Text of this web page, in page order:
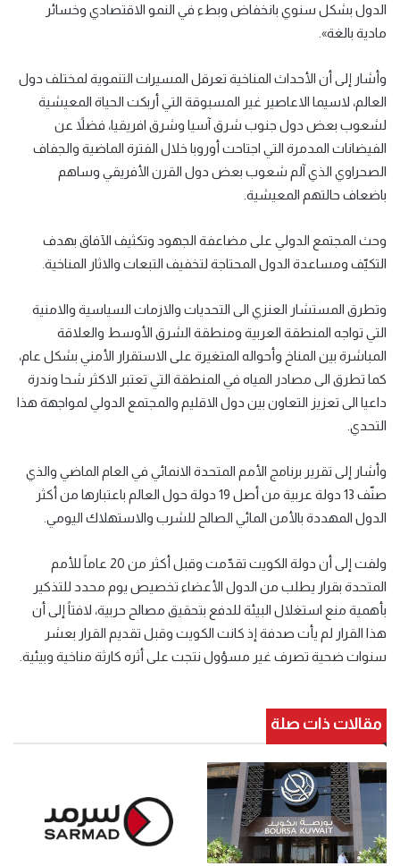
الدول بشكل سنوي بانخفاض وبطء في النمو الاقتصادي وخسائر
مادية بالغة».
وأشار إلى أن الأحداث المناخية تعرقل المسيرات التنموية لمختلف دول
العالم، لاسيما الاعاصير غير المسبوقة التي أربكت الحياة المعيشية
لشعوب بعض دول جنوب شرق آسيا وشرق افريقيا، فضلاً عن
الفيضانات المدمرة التي اجتاحت أوروبا خلال الفترة الماضية والجفاف
الصحراوي الذي آلم شعوب بعض دول القرن الأفريقي وساهم
باضعاف حالتهم المعيشية.
وحث المجتمع الدولي على مضاعفة الجهود وتكثيف الآفاق بهدف
التكيّف ومساعدة الدول المحتاجة لتخفيف التبعات والاثار المناخية.
وتطرق المستشار العنزي الى التحديات والازمات السياسية والامنية
التي تواجه المنطقة العربية ومنطقة الشرق الأوسط والعلاقة
المباشرة بين المناخ وأحواله المتغيرة على الاستقرار الأمني بشكل عام،
كما تطرق الى مصادر المياه في المنطقة التي تعتبر الاكثر شحا وندرة
داعيا الى تعزيز التعاون بين دول الاقليم والمجتمع الدولي لمواجهة هذا
التحدي.
وأشار إلى تقرير برنامج الأمم المتحدة الانمائي في العام الماضي والذي
صنّف 13 دولة عربية من أصل 19 دولة حول العالم باعتبارها من أكثر
الدول المهددة بالأمن المائي الصالح للشرب والاستهلاك اليومي.
ولفت إلى أن دولة الكويت تقدّمت وقبل أكثر من 20 عاماً للأمم
المتحدة بقرار يطلب من الدول الأعضاء تخصيص يوم محدد للتذكير
بأهمية منع استغلال البيئة للدفع بتحقيق مصالح حربية، لافتاً إلى أن
هذا القرار لم يأت صدفة إذ كانت الكويت وقبل تقديم القرار بعشر
سنوات ضحية تصرف غير مسؤول نتجت على أثره كارثة مناخية وبيئية.
مقالات ذات صلة